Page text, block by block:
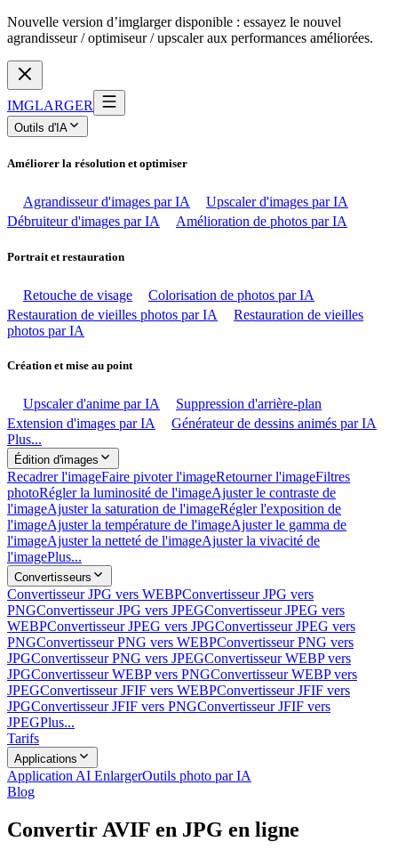
Nouvelle version d’imglarger disponible : essayez le nouvel
agrandisseur / optimiseur / upscaler aux performances améliorées.
IMGLARGER
Outils d'IA
Améliorer la résolution et optimiser
Agrandisseur d'images par IA
Upscaler d'images par IA
Débruiteur d'images par IA
Amélioration de photos par IA
Portrait et restauration
Retouche de visage
Colorisation de photos par IA
Restauration de vieilles photos par IA
Restauration de vieilles
photos par IA
Création et mise au point
Upscaler d'anime par IA
Suppression d'arrière-plan
Extension d'images par IA
Générateur de dessins animés par IA
Plus...
Édition d'images
Recadrer l'imageFaire pivoter l'imageRetourner l'imageFiltres
photoRégler la luminosité de l'imageAjuster le contraste de
l'imageAjuster la saturation de l'imageRégler l'exposition de
l'imageAjuster la température de l'imageAjuster le gamma de
l'imageAjuster la netteté de l'imageAjuster la vivacité de
l'imagePlus...
Convertisseurs
Convertisseur JPG vers WEBPConvertisseur JPG vers
PNGConvertisseur JPG vers JPEGConvertisseur JPEG vers
WEBPConvertisseur JPEG vers JPGConvertisseur JPEG vers
PNGConvertisseur PNG vers WEBPConvertisseur PNG vers
JPGConvertisseur PNG vers JPEGConvertisseur WEBP vers
JPGConvertisseur WEBP vers PNGConvertisseur WEBP vers
JPEGConvertisseur JFIF vers WEBPConvertisseur JFIF vers
JPGConvertisseur JFIF vers PNGConvertisseur JFIF vers
JPEGPlus...
Tarifs
Applications
Application AI EnlargerOutils photo par IA
Blog
Convertir AVIF en JPG en ligne